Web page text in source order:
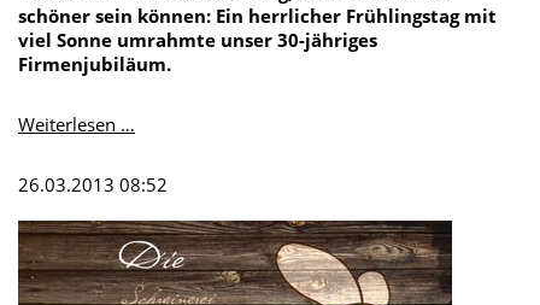
schöner sein können: Ein herrlicher Frühlingstag mit
viel Sonne umrahmte unser 30-jähriges
Firmenjubiläum.
Weiterlesen …
tolles
Fest
-
Vielen
Dank
26.03.2013 08:52